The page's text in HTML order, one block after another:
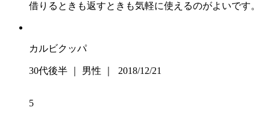
借りるときも返すときも気軽に使えるのがよいです。
カルビクッパ
30代後半 ｜ 男性 ｜ 2018/12/21
5